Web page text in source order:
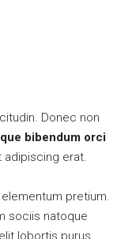
Donec non
bibendum orci
adipiscing erat.
pretium.
sociis natoque
lobortis purus